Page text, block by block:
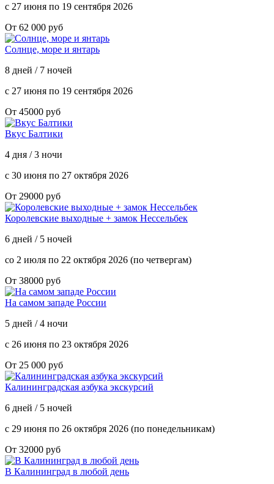
с 27 июня по 19 сентября 2026
От 62 000 руб
Солнце, море и янтарь
8 дней / 7 ночей
с 27 июня по 19 сентября 2026
От 45000 руб
Вкус Балтики
4 дня / 3 ночи
с 30 июня по 27 октября 2026
От 29000 руб
Королевские выходные + замок Нессельбек
6 дней / 5 ночей
со 2 июля по 22 октября 2026 (по четвергам)
От 38000 руб
На самом западе России
5 дней / 4 ночи
с 26 июня по 23 октября 2026
От 25 000 руб
Калининградская азбука экскурсий
6 дней / 5 ночей
с 29 июня по 26 октября 2026 (по понедельникам)
От 32000 руб
В Калининград в любой день